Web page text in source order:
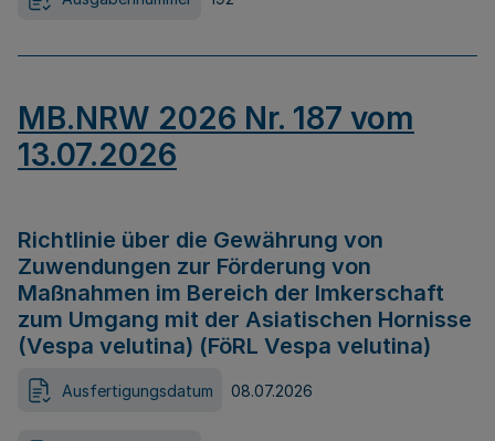
MB.NRW 2026 Nr. 187 vom
13.07.2026
Richtlinie über die Gewährung von
Zuwendungen zur Förderung von
Maßnahmen im Bereich der Imkerschaft
zum Umgang mit der Asiatischen Hornisse
(Vespa velutina) (FöRL Vespa velutina)
Ausfertigungsdatum 08.07.2026